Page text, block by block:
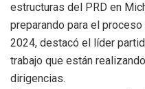
estructuras del PRD en
preparando para el
2024, destacó el líder
trabajo que están
dirigencias.